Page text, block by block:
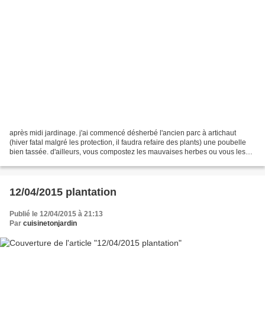
après midi jardinage. j'ai commencé désherbé l'ancien parc à artichaut
(hiver fatal malgré les protection, il faudra refaire des plants) une poubelle
bien tassée. d'ailleurs, vous compostez les mauvaises herbes ou vous les
12/04/2015 plantation
Publié le 12/04/2015 à 21:13
Par cuisinetonjardin